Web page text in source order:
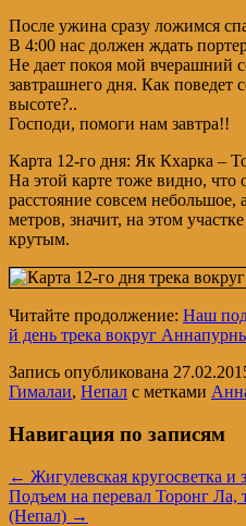
После ужина сразу ложимся
В 4:00 нас должен ждать
Не дает покоя мой вчерашний
завтрашнего дня. Как поведет
высоте?..
Господи, помоги нам завтра!!
Карта 12-го дня: Як Кхарка –
На этой карте тоже видно,
расстояние совсем небольшое,
метров, значит, на этом
крутым.
Читайте продолжение: Наш
й день трека вокруг
Запись опубликована
Гималаи, Непал с метками
Навигация по записям
← Жигулевская кругосветка
Подъем на перевал Торонг Ла,
(Непал) →